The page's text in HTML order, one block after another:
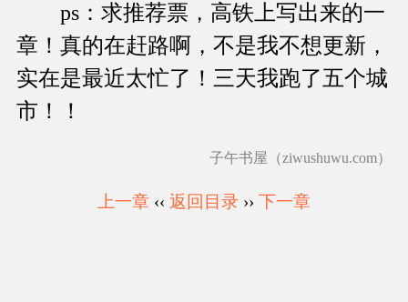
ps：求推荐票，高铁上写出来的一
章！真的在赶路啊，不是我不想更新，
实在是最近太忙了！三天我跑了五个城
市！！
子午书屋（ziwushuwu.com）
上一章 ‹‹ 返回目录 ›› 下一章